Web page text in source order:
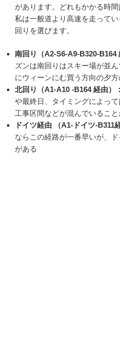
があります。どれもかかる時間
私は一般道より高速を走って
回りを選びます。
南回り（A2-S6-A9-B320-B164
ズンは南回りはスキー場が並
にウィーンにむ買う方向の夕
北回り（A1-A10 -B164 経由）：
や最終日、タイミングによっ
工事区間などが混んでいること
ドイツ経由 （A1-ドイツ-B311
ならこの経路が一番早いが、
がある